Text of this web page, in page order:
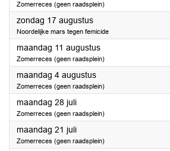
Zomerreces (geen raadsplein)
zondag 17 augustus2025
Noordelijke mars tegen femicide
maandag 11 augustus2025
Zomerreces (geen raadsplein)
maandag 4 augustus2025
Zomerreces (geen raadsplein)
maandag 28 juli2025
Zomerreces (geen raadsplein)
maandag 21 juli2025
Zomerreces (geen raadsplein)